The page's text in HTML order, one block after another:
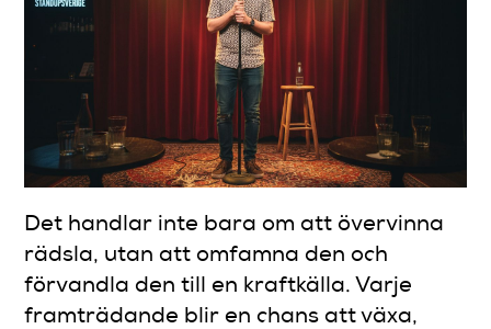
Det handlar inte bara om att övervinna
rädsla, utan att omfamna den och
förvandla den till en kraftkälla. Varje
framträdande blir en chans att växa,